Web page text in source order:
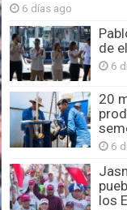
6 días ago
de
6
20
6
los